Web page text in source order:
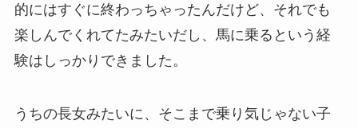
的にはすぐに終わっちゃったんだけど、それでも
楽しんでくれてたみたいだし、馬に乗るという経
験はしっかりできました。
うちの長女みたいに、そこまで乗り気じゃない子